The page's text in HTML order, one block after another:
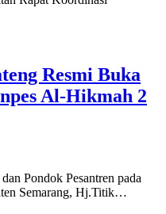
Resmi Buka
Al-Hikmah 2
Pondok Pesantren pada
Semarang, Hj.Titik…